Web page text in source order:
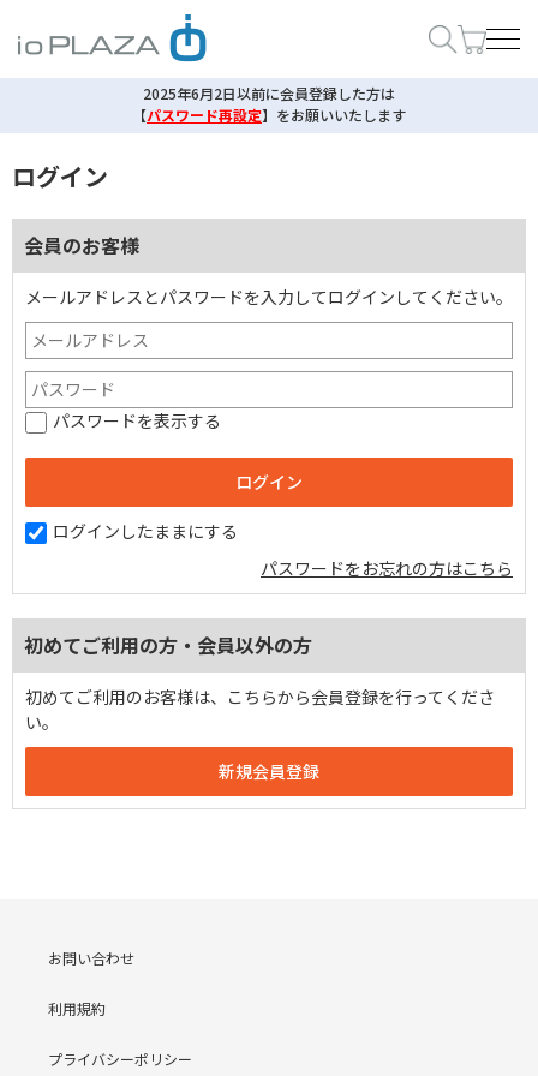
2025年6月2日以前に会員登録した方は
【パスワード再設定】 をお願いいたします
ログイン
会員のお客様
メールアドレスとパスワードを入力してログインしてください。
パスワードを表示する
ログインしたままにする
パスワードをお忘れの方はこちら
初めてご利用の方・会員以外の方
初めてご利用のお客様は、こちらから会員登録を行ってくださ
い。
お問い合わせ
利用規約
プライバシーポリシー